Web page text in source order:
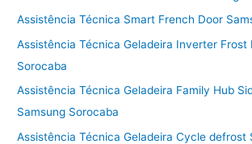
Assistência Técnica Smart French Door
Assistência Técnica Geladeira Inverter Frost
Sorocaba
Assistência Técnica Geladeira Family Hub
Samsung Sorocaba
Assistência Técnica Geladeira Cycle defrost